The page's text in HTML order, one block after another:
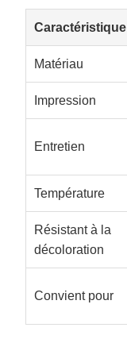
Caractéristique
Matériau
Impression
Entretien
Température
Résistant à la
décoloration
Convient pour